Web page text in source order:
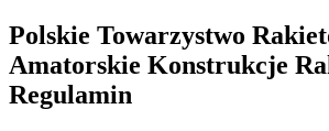
Polskie Towarzystwo
Amatorskie Konstrukcje
Regulamin